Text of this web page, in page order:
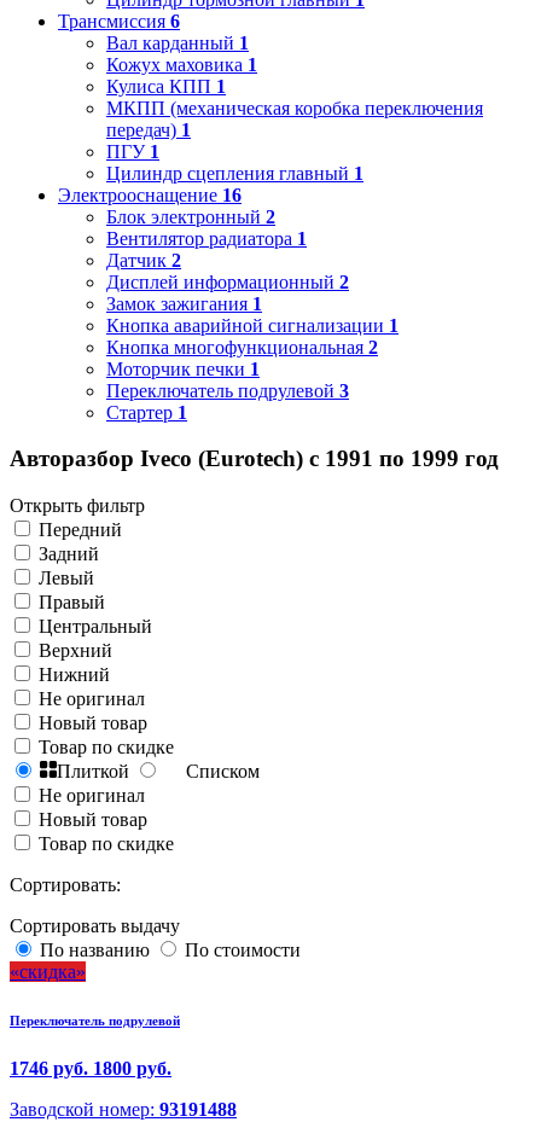
Трансмиссия 6
Вал карданный 1
Кожух маховика 1
Кулиса КПП 1
МКПП (механическая коробка переключения
передач) 1
ПГУ 1
Цилиндр сцепления главный 1
Электрооснащение 16
Блок электронный 2
Вентилятор радиатора 1
Датчик 2
Дисплей информационный 2
Замок зажигания 1
Кнопка аварийной сигнализации 1
Кнопка многофункциональная 2
Моторчик печки 1
Переключатель подрулевой 3
Стартер 1
Авторазбор Iveco (Eurotech) с 1991 по 1999 год
Открыть фильтр
Передний
Задний
Левый
Правый
Центральный
Верхний
Нижний
Не оригинал
Новый товар
Товар по скидке
Плиткой
Списком
Не оригинал
Новый товар
Товар по скидке
Сортировать:
Сортировать выдачу
По названию
По стоимости
скидка
Переключатель подрулевой
1746 руб. 1800 руб.
Заводской номер: 93191488